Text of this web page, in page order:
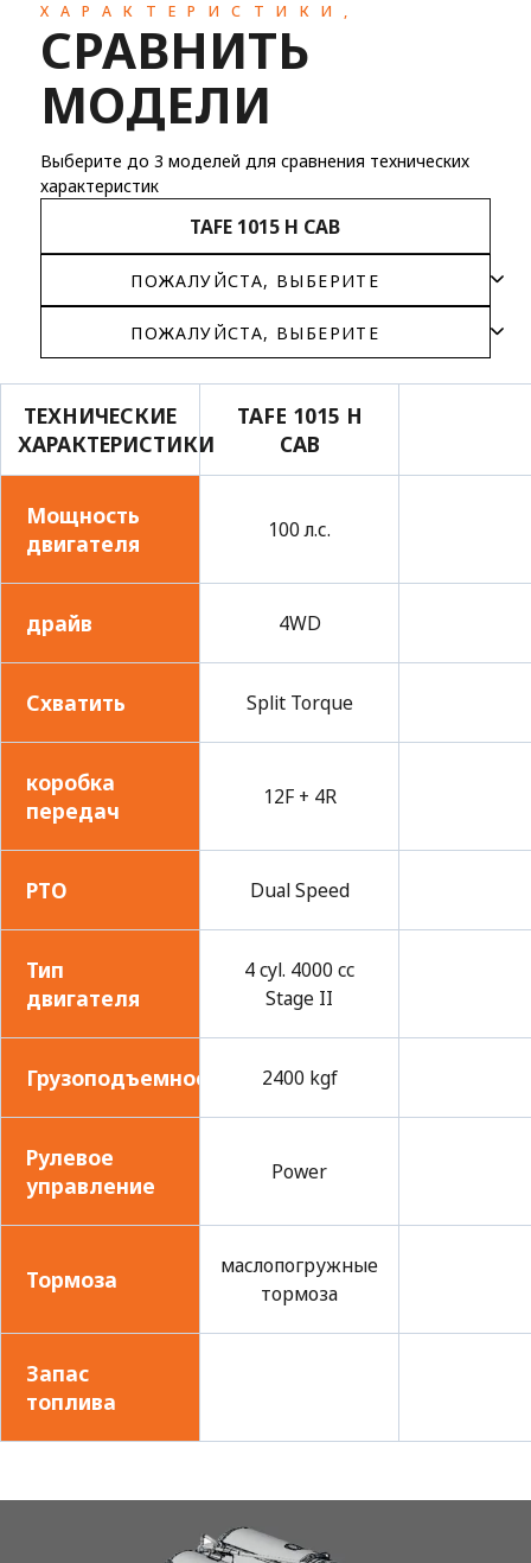
ХАРАКТЕРИСТИКИ,
СРАВНИТЬ
МОДЕЛИ
Выберите до 3 моделей для сравнения технических
характеристик
TAFE 1015 H CAB
ТЕХНИЧЕСКИЕ
ХАРАКТЕРИСТИКИ
TAFE 1015 H
CAB
Мощность
двигателя
100 л.с.
драйв 4WD
Схватить Split Torque
коробка
передач
12F + 4R
PTO Dual Speed
Тип
двигателя
4 cyl. 4000 cc
Stage II
Грузоподъемность 2400 kgf
Рулевое
управление
Power
Тормоза
маслопогружные
тормоза
Запас
топлива